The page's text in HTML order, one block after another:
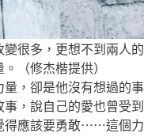
很多，更想不到兩人的
（修杰楷提供）
，卻是他沒有想過的事
，說自己的愛也曾受到
得應該要勇敢⋯⋯這個力